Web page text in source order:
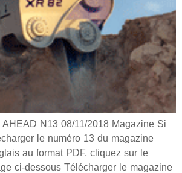
AHEAD N13 08/11/2018 Magazine Si
le numéro 13 du magazine
au format PDF, cliquez sur le
ci-dessous Télécharger le magazine